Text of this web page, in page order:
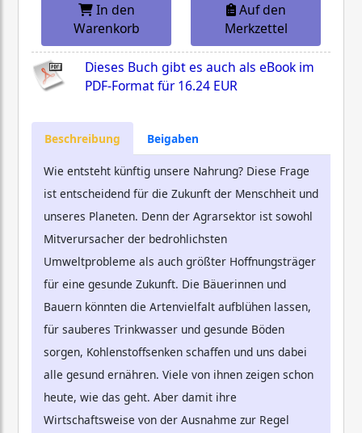
In den
Warenkorb
Auf den
Merkzettel
Dieses Buch gibt es auch als eBook im
PDF-Format für16.24 EUR
Beschreibung Beigaben
Wie entsteht künftig unsere Nahrung? Diese Frage
ist entscheidend für die Zukunft der Menschheit und
unseres Planeten. Denn der Agrarsektor ist sowohl
Mitverursacher der bedrohlichsten
Umweltprobleme als auch größter Hoffnungsträger
für eine gesunde Zukunft. Die Bäuerinnen und
Bauern könnten die Artenvielfalt aufblühen lassen,
für sauberes Trinkwasser und gesunde Böden
sorgen, Kohlenstoffsenken schaffen und uns dabei
alle gesund ernähren. Viele von ihnen zeigen schon
heute, wie das geht. Aber damit ihre
Wirtschaftsweise von der Ausnahme zur Regel